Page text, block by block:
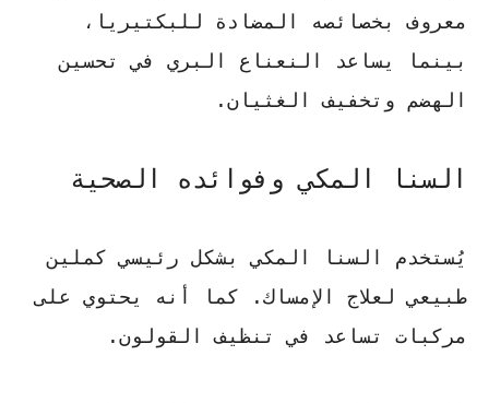
معروف بخصائصه المضادة للبكتيريا،
بينما يساعد النعناع البري في تحسين
الهضم وتخفيف الغثيان.
السنا المكي وفوائده الصحية
يُستخدم السنا المكي بشكل رئيسي كملين
طبيعي لعلاج الإمساك. كما أنه يحتوي على
مركبات تساعد في تنظيف القولون.